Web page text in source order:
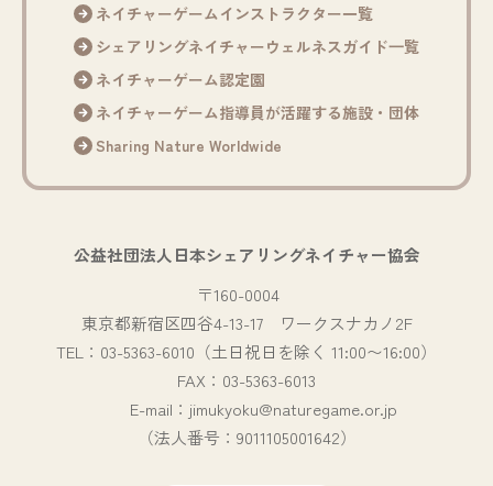
ネイチャーゲームインストラクター一覧
シェアリングネイチャーウェルネスガイド⼀覧
ネイチャーゲーム認定園
ネイチャーゲーム指導員が活躍する施設・団体
Sharing Nature Worldwide
公益社団法人日本シェアリングネイチャー協会
〒160-0004
東京都新宿区四谷4-13-17 ワークスナカノ2F
TEL：03-5363-6010（土日祝日を除く 11:00〜16:00）
FAX：03-5363-6013
E-mail：jimukyoku@naturegame.or.jp
（法人番号：9011105001642）